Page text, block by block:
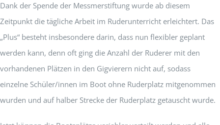
Dank der Spende der Messmerstiftung wurde ab diesem
Zeitpunkt die tägliche Arbeit im Ruderunterricht erleichtert. Das
„Plus“ besteht insbesondere darin, dass nun flexibler geplant
werden kann, denn oft ging die Anzahl der Ruderer mit den
vorhandenen Plätzen in den Gigvierern nicht auf, sodass
einzelne Schüler/innen im Boot ohne Ruderplatz mitgenommen
wurden und auf halber Strecke der Ruderplatz getauscht wurde.